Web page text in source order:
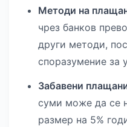
Методи на
чрез банков
други методи,
споразумение за
Забавени
суми може да се
размер на 5%